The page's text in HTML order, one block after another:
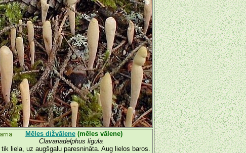
Mēles dižvālene (mēles vālene)
Clavariadelphus ligula
tik liela, uz augšgalu paresnināta. Aug lielos baros.